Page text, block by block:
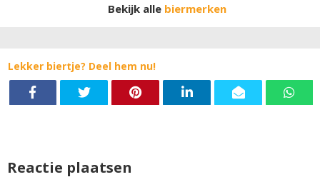
Bekijk alle biermerken
Lekker biertje? Deel hem nu!
Reactie plaatsen